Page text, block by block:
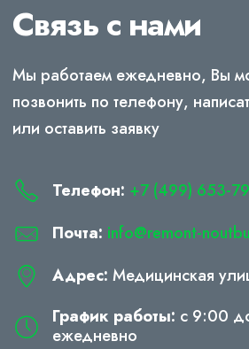
Связь с нами
Мы работаем ежедневно, Вы
позвонить по телефону,
или оставить заявку
Телефон: +7 (499) 653-
Почта: info@remont-
Адрес: Медицинская
График работы: с 9:00
ежедневно